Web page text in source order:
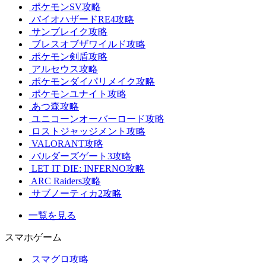
ポケモンSV攻略
バイオハザードRE4攻略
サンブレイク攻略
ブレスオブザワイルド攻略
ポケモン剣盾攻略
アルセウス攻略
ポケモンダイパリメイク攻略
ポケモンユナイト攻略
あつ森攻略
ユニコーンオーバーロード攻略
ロストジャッジメント攻略
VALORANT攻略
バルダーズゲート3攻略
LET IT DIE: INFERNO攻略
ARC Raiders攻略
サブノーティカ2攻略
一覧を見る
スマホゲーム
スマグロ攻略